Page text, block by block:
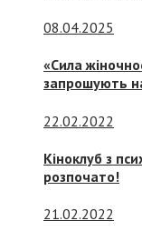
08.04.2025
«Сила
запрошують
22.02.2022
Кіноклуб з
розпочато!
21.02.2022